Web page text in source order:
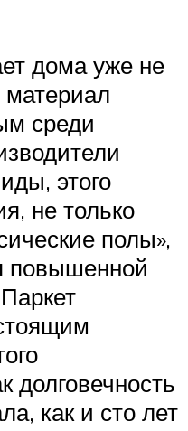
дома уже не
материал
среди
этого
не только
полы»,
повышенной
долговечность
как и сто лет